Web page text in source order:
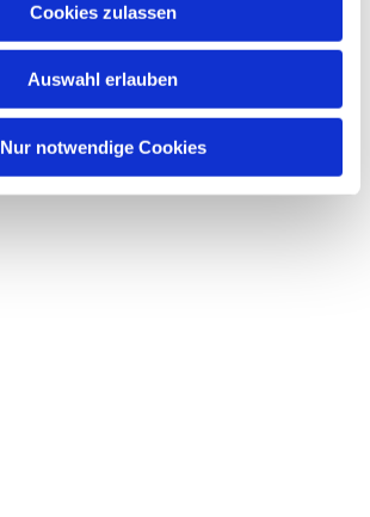
Cookies zulassen
Auswahl erlauben
Nur notwendige Cookies